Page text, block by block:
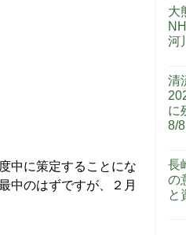
中に策定することにな
中のはずですが、２月
大
河
清
に
8/
長
の
と